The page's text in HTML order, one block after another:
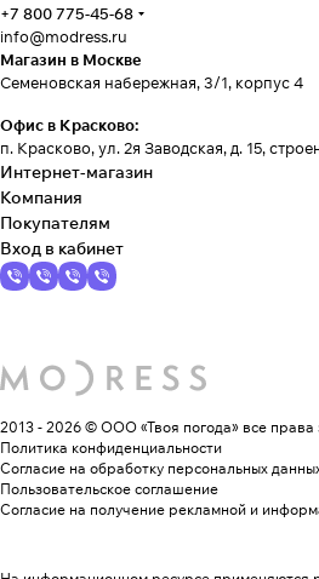
+7 800 775-45-68
info@modress.ru
Магазин в Москве
Семеновская набережная, 3/1, корпус 4
Офис в Красково:
п. Красково, ул. 2я Заводская, д. 15,
Интернет-магазин
Компания
Покупателям
Вход в кабинет
2013 - 2026 © ООО «Твоя погода» все
Политика конфиденциальности
Согласие на обработку персональных
Пользовательское соглашение
Согласие на получение рекламной и